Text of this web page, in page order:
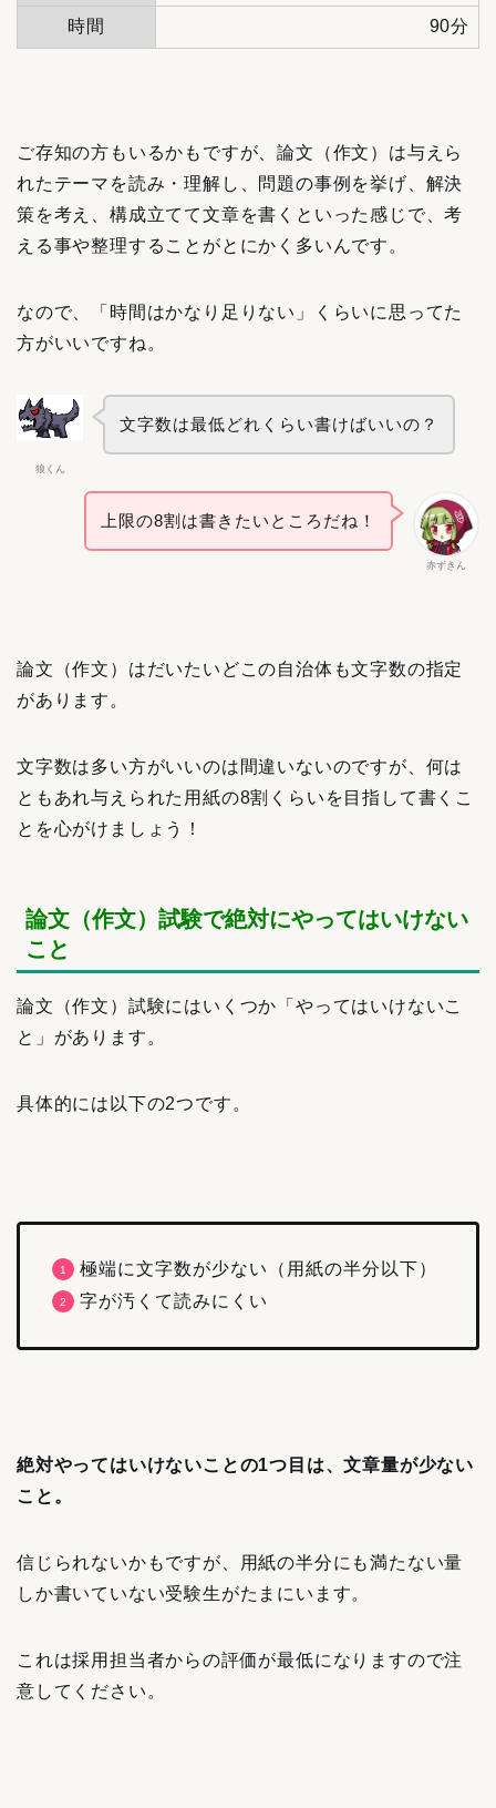
時間 90分
ご存知の方もいるかもですが、論文（作文）は与えら
れたテーマを読み・理解し、問題の事例を挙げ、解決
策を考え、構成立てて文章を書くといった感じで、考
える事や整理することがとにかく多いんです。
なので、「時間はかなり足りない」くらいに思ってた
方がいいですね。
狼くん
文字数は最低どれくらい書けばいいの？
赤ずきん
上限の8割は書きたいところだね！
論文（作文）はだいたいどこの自治体も文字数の指定
があります。
文字数は多い方がいいのは間違いないのですが、何は
ともあれ与えられた用紙の8割くらいを目指して書くこ
とを心がけましょう！
論文（作文）試験で絶対にやってはいけない
こと
論文（作文）試験にはいくつか「やってはいけないこ
と」があります。
具体的には以下の2つです。
極端に文字数が少ない（用紙の半分以下）
字が汚くて読みにくい
絶対やってはいけないことの1つ目は、文章量が少ない
こと。
信じられないかもですが、用紙の半分にも満たない量
しか書いていない受験生がたまにいます。
これは採用担当者からの評価が最低になりますので注
意してください。